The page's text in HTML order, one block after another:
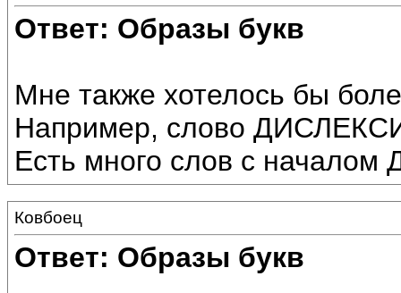
Ответ: Образы букв
Мне также хотелось бы
Например, слово
Есть много слов с
Ковбоец
Ответ: Образы букв